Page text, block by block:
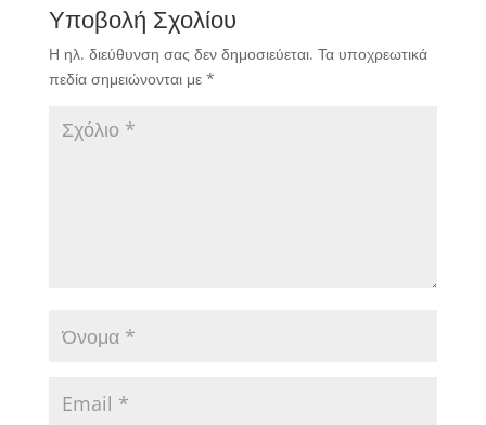
Υποβολή Σχολίου
Η ηλ. διεύθυνση σας δεν δημοσιεύεται. Τα υποχρεωτικά
πεδία σημειώνονται με *